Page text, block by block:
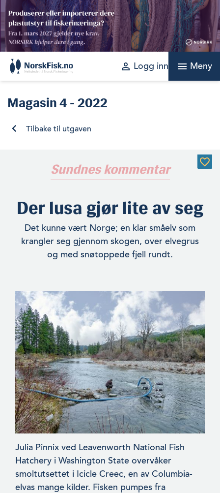
Skip
content
perm_identity Logg inn menu Meny
Magasin4 - 2022
Tilbake til utgaven
Sundnes kommentar
Der lusa gjør lite av seg
Det kunne vært Norge; en klar småelv som
krangler seg gjennom skogen, over elvegrus
og med snøtoppede fjell rundt.
Julia Pinnix ved Leavenworth National Fish
Hatchery i Washington State overvåker
smoltutsettet i Icicle Creec, en av Columbia-
elvas mange kilder. Fisken pumpes fra